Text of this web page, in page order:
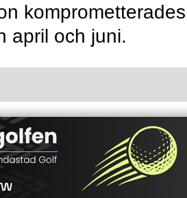
komprometterades
april och juni.